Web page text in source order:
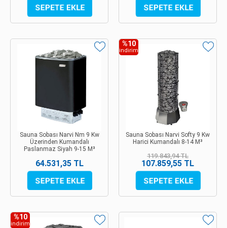
Sauna Sobası Narvi Nm 9 Kw
Üzerinden Kumandalı
Paslanmaz Siyah 9-15 M³
64.531,35 TL
%10
indirim
Sauna Sobası Narvi Softy 9 Kw
Harici Kumandalı 8-14 M³
119.843,94 TL
107.859,55 TL
%10
indirim